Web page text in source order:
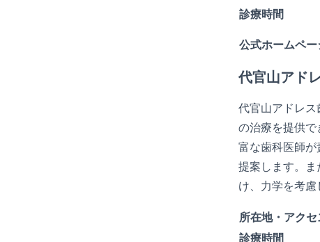
診療時間
公式ホームペー
代官山アド
代官山アドレス
の治療を提供
富な歯科医師
提案します。ま
け、力学を考慮
所在地・アクセ
診療時間